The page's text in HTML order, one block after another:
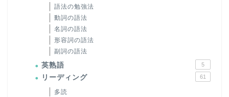
語法の勉強法
動詞の語法
名詞の語法
形容詞の語法
副詞の語法
英熟語 5
リーディング 61
多読